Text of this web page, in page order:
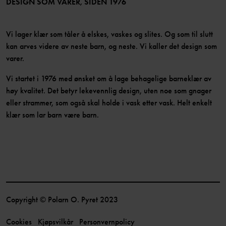
Vi lager klær som tåler å elskes, vaskes og slites. Og som til slutt
kan arves videre av neste barn, og neste. Vi kaller det design som
varer.
Vi startet i 1976 med ønsket om å lage behagelige barneklær av
høy kvalitet. Det betyr lekevennlig design, uten noe som gnager
eller strammer, som også skal holde i vask etter vask. Helt enkelt
klær som lar barn være barn.
Copyright © Polarn O. Pyret 2023
Cookies Kjøpsvilkår Personvernpolicy